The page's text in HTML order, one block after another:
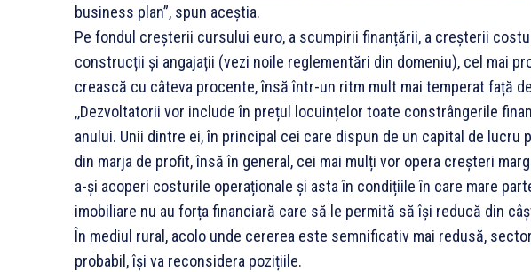
business plan”, spun aceștia.
Pe fondul creșterii cursului euro, a scumpirii finanțării, a creșterii
construcții și angajații (vezi noile reglementări din domeniu), cel mai
crească cu câteva procente, însă într-un ritm mult mai temperat față
,,Dezvoltatorii vor include în prețul locuințelor toate constrângerile
anului. Unii dintre ei, în principal cei care dispun de un capital de lucru
din marja de profit, însă în general, cei mai mulți vor opera creșteri
a-și acoperi costurile operaționale și asta în condițiile în care mare
imobiliare nu au forța financiară care să le permită să își reducă din
În mediul rural, acolo unde cererea este semnificativ mai redusă,
probabil, își va reconsidera pozițiile.